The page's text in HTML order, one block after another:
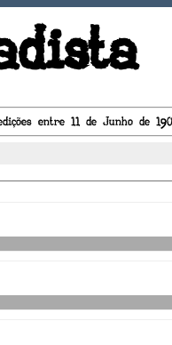
entre 11 de Junho de